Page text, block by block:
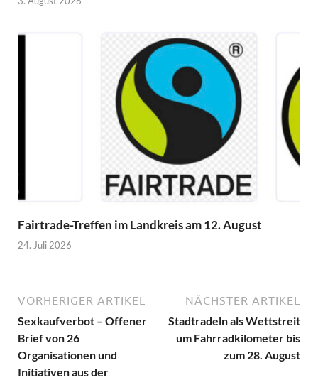
Fairtrade-Treffen im Landkreis am 12. August
24. Juli 2026
VORHERIGER ARTIKEL
Sexkaufverbot – Offener
Brief von 26
Organisationen und
Initiativen aus der
NÄCHSTER ARTIKEL
Stadtradeln als Wettstreit
um Fahrradkilometer bis
zum 28. August